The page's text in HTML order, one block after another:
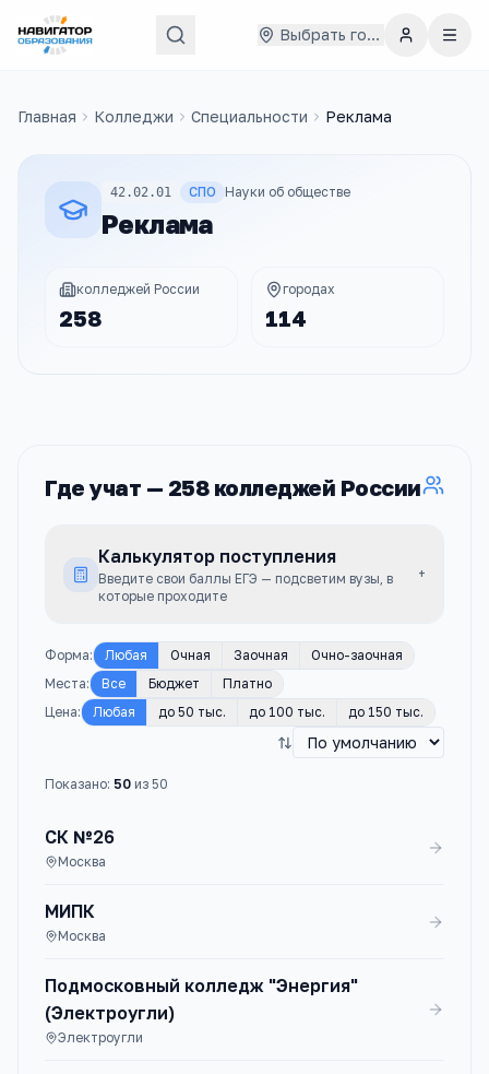
Выбрать город
Главная Колледжи Специальности Реклама
42.02.01 СПО Науки об обществе
Реклама
колледжей России
258
городах
114
Где учат — 258 колледжей России
Калькулятор поступления
Введите свои баллы ЕГЭ — подсветим вузы, в
которые проходите
+
Форма: Любая Очная Заочная
Очно-заочная
Места: Все Бюджет
Платно
Цена: Любая до 50 тыс. до 100 тыс. до 150 тыс.
Показано: 50 из 50
СК №26
Москва
МИПК
Москва
Подмосковный колледж "Энергия"
(Электроугли)
Электроугли